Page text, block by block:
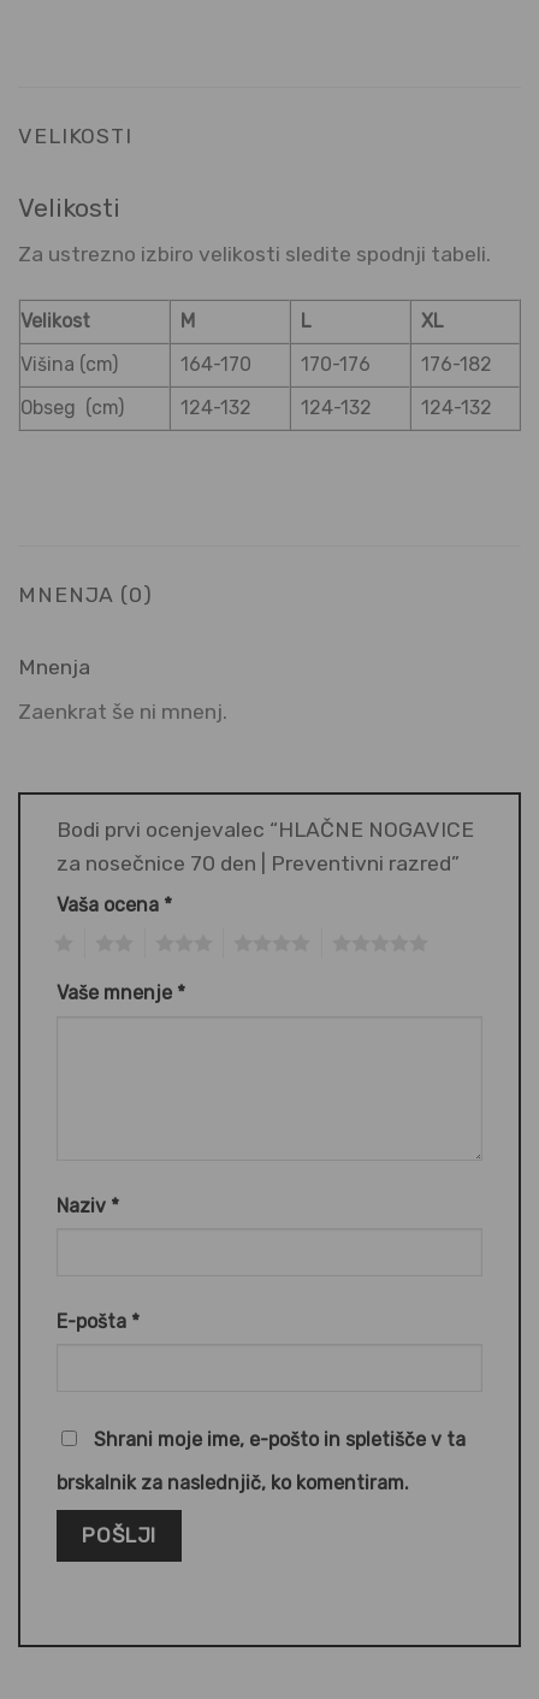
VELIKOSTI
Velikosti
Za ustrezno izbiro velikosti sledite spodnji tabeli.
Velikost M L
XL
Višina (cm)
164-170 170-176
176-182
Obseg (cm)
124-132 124-132 124-132
MNENJA (0)
Mnenja
Zaenkrat še ni mnenj.
Bodi prvi ocenjevalec “HLAČNE NOGAVICE
za nosečnice 70 den | Preventivni razred”
Vaša ocena *
Vaše mnenje *
Naziv *
E-pošta *
Shrani moje ime, e-pošto in spletišče v ta
brskalnik za naslednjič, ko komentiram.